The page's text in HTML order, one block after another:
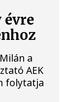
a
AEK
folytatja